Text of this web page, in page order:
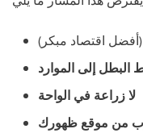
(أفضل اقتصاد مبكر)
البطل إلى الموارد
لا زراعة في الواحة
من موقع ظهورك